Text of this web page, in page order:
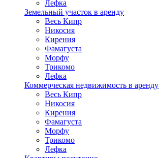
Лефка
Земельный участок в аренду
Весь Кипр
Никосия
Кирения
Фамагуста
Морфу
Трикомо
Лефка
Коммерческая недвижимость в аренду
Весь Кипр
Никосия
Кирения
Фамагуста
Морфу
Трикомо
Лефка